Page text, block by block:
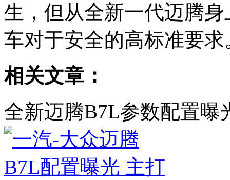
生，但从全新一代迈腾
车对于安全的高标准要求
相关文章：
全新迈腾B7L参数配置曝